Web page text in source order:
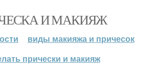
И МАКИЯЖ
виды макияжа и причесок
прически и макияж